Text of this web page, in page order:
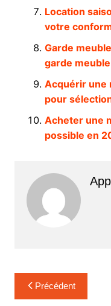
Location
votre
Garde
garde
Acquérir une
pour
Acheter une
possible en
Navigation
de
Précédent